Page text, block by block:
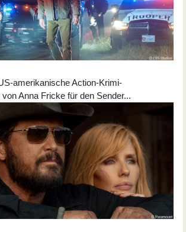
amerikanische Action-Krimi-
Anna Fricke für den Sender...